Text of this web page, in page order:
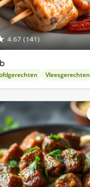
4.67 (141)
Vleesgerechten